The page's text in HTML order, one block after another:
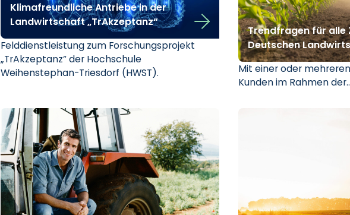
Klimafreundliche Antriebe in der
Landwirtschaft „TrAkzeptanz“
Felddienstleistung zum Forschungsprojekt
„TrAkzeptanz“ der Hochschule
Weihenstephan-Triesdorf (HWST).
Trendfragen für alle
Deutschen
Mit einer oder
Kunden im Rahmen